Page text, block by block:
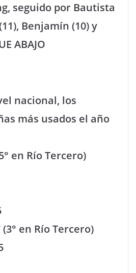
seguido por Bautista
Benjamín (10) y
ABAJO
nacional, los
más usados el año
en Río Tercero)
en Río Tercero)